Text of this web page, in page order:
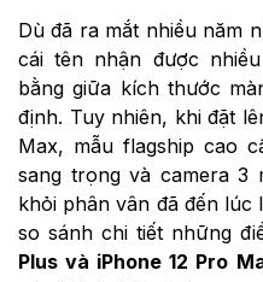
Dù đã ra mắt nhiều năm
cái tên nhận được
bằng giữa kích thước
định. Tuy nhiên, khi đặt
Max, mẫu flagship cao
sang trọng và camera 3
khỏi phân vân đã đến lúc
so sánh chi tiết những
Plus và iPhone 12 Pro